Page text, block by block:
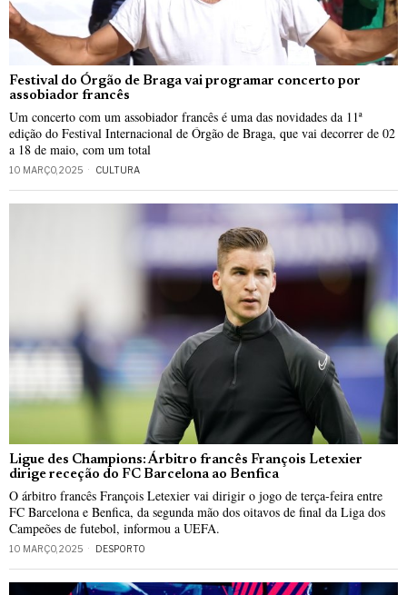
Festival do Órgão de Braga vai programar concerto por
assobiador francês
Um concerto com um assobiador francês é uma das novidades da 11ª
edição do Festival Internacional de Órgão de Braga, que vai decorrer de 02
a 18 de maio, com um total
10 MARÇO, 2025 CULTURA
Ligue des Champions: Árbitro francês François Letexier
dirige receção do FC Barcelona ao Benfica
O árbitro francês François Letexier vai dirigir o jogo de terça-feira entre
FC Barcelona e Benfica, da segunda mão dos oitavos de final da Liga dos
Campeões de futebol, informou a UEFA.
10 MARÇO, 2025 DESPORTO